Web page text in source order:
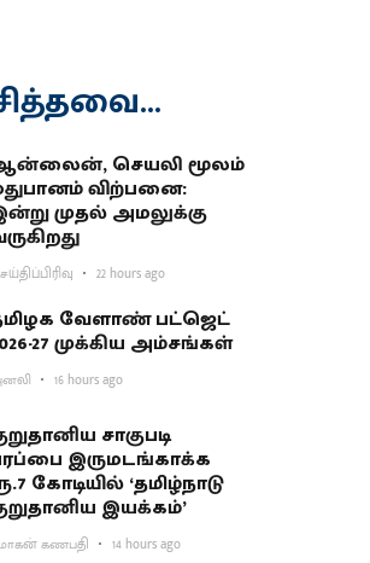
செயலி மூலம்
விற்பனை:
முதல் அமலுக்கு
22 hours ago
வேளாண் பட்ஜெட்
27 முக்கிய அம்சங்கள்
16 hours ago
சாகுபடி
இருமடங்காக்க
கோடியில் ‘தமிழ்நாடு
இயக்கம்’
கணபதி 14 hours ago